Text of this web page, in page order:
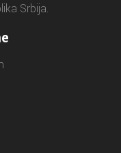
Srbija.